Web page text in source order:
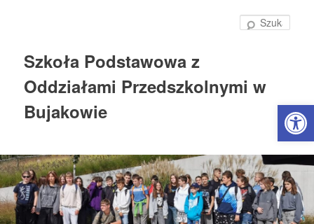
Szkoła Podstawowa z
Oddziałami Przedszkolnymi w
Bujakowie